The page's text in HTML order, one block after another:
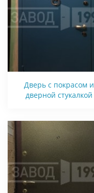
Дверь с покрасом и
дверной стукалкой